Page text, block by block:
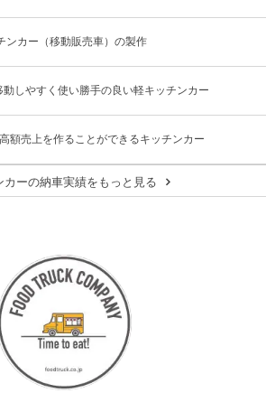
ンカー（移動販売車）の製作
しやすく使い勝手の良い軽キッチンカー
額売上を作ることができるキッチンカー
カーの納車実績をもっと見る